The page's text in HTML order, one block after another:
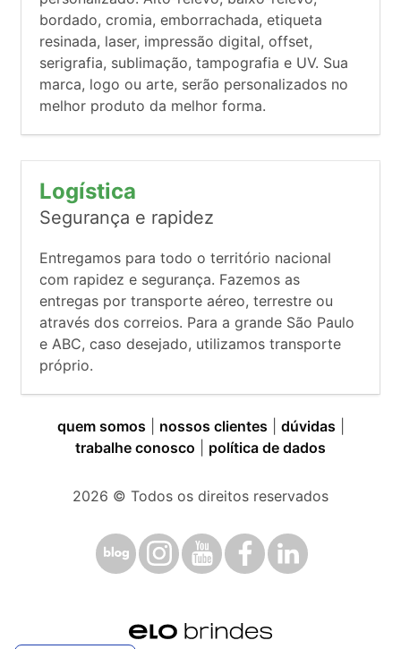
bordado, cromia, emborrachada, etiqueta
resinada, laser, impressão digital, offset,
serigrafia, sublimação, tampografia e UV. Sua
marca, logo ou arte, serão personalizados no
melhor produto da melhor forma.
Logística
Segurança e rapidez
Entregamos para todo o território nacional
com rapidez e segurança. Fazemos as
entregas por transporte aéreo, terrestre ou
através dos correios. Para a grande São Paulo
e ABC, caso desejado, utilizamos transporte
próprio.
quem somos nossos clientes dúvidas
trabalhe conosco
política de dados
2026 © Todos os direitos reservados